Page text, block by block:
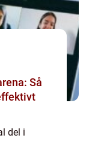
Så
del i